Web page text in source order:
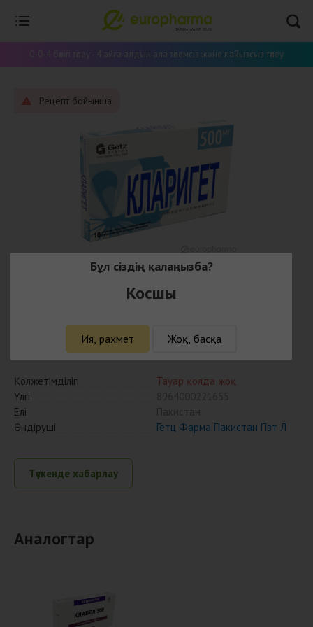
0-0-4 бөліп төлеу - 4 айға алдын ала төлемсіз және пайызсыз төлеу
Рецепт бойынша
Кларигет 500 мг № 10 табл п/плён
оболоч
Қолжетімділігі
Тауар қолда жоқ
Үлгі
Елі
Өндіруші
Гетц Фарма Пакистан Пвт Л
Түскенде хабарлау
Аналогтар
Бұл сіздің қалаңызба?
Косшы
Ия, рахмет Жоқ, басқа